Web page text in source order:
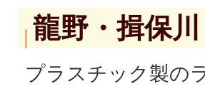
龍野・揖保
プラスチック製の